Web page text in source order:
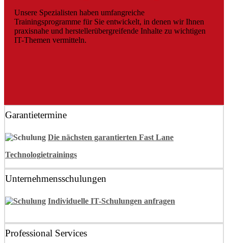
Unsere Spezialisten haben umfangreiche
Trainingsprogramme für Sie entwickelt, in denen wir Ihnen
praxisnahe und herstellerübergreifende Inhalte zu wichtigen
IT-Themen vermitteln.
Garantietermine
Die nächsten garantierten Fast Lane
Technologietrainings
Unternehmensschulungen
Individuelle IT-Schulungen anfragen
Professional Services